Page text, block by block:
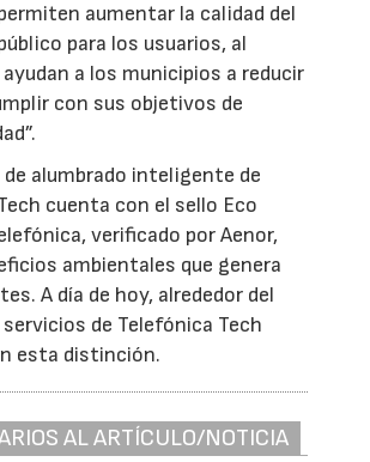
aumentar la calidad del
para los usuarios, al
a los municipios a reducir
con sus objetivos de
de alumbrado inteligente de
cuenta con el sello Eco
verificado por Aenor,
ambientales que genera
A día de hoy, alrededor del
de Telefónica Tech
esta distinción.
AL ARTÍCULO/NOTICIA